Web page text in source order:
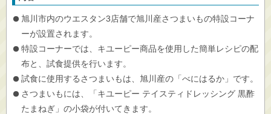
旭川市内のウエスタン3店舗で旭川産さつまいもの特設コーナ
ーが設置されます。
特設コーナーでは、キユーピー商品を使用した簡単レシピの配
布と、試食提供を行います。
試食に使用するさつまいもは、旭川産の「べにはるか」です。
さつまいもには、「キユーピー テイスティドレッシング 黒酢
たまねぎ」の小袋が付いてきます。